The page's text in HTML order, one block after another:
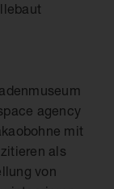
agency
mit
als
von